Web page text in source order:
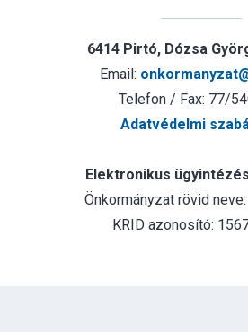
6414 Pirtó, Dózsa
Email:
Telefon / Fax: 77/
Adatvédelmi
Elektronikus
Önkormányzat rövid neve:
KRID azonosító: